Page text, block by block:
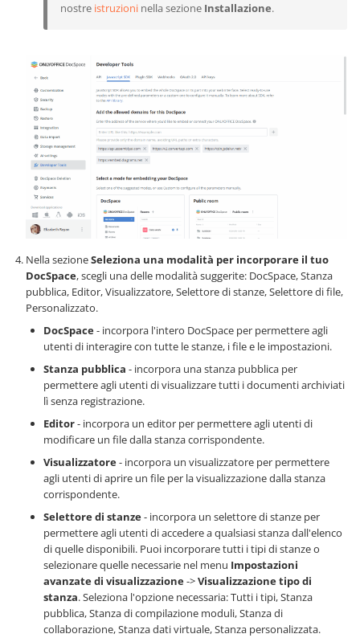
nostre istruzioni nella sezione Installazione.
Nella sezioneSeleziona una modalità per incorporare il tuo
DocSpace, scegli una delle modalità suggerite: DocSpace, Stanza
pubblica, Editor, Visualizzatore, Selettore di stanze, Selettore di file,
Personalizzato.
DocSpace- incorpora l'intero DocSpace per permettere agli
utenti di interagire con tutte le stanze, i file e le impostazioni.
Stanza pubblica - incorpora una stanza pubblica per
permettere agli utenti di visualizzare tutti i documenti archiviati
lì senza registrazione.
Editor- incorpora un editor per permettere agli utenti di
modificare un file dalla stanza corrispondente.
Visualizzatore- incorpora un visualizzatore per permettere
agli utenti di aprire un file per la visualizzazione dalla stanza
corrispondente.
Selettore di stanze- incorpora un selettore di stanze per
permettere agli utenti di accedere a qualsiasi stanza dall'elenco
di quelle disponibili. Puoi incorporare tutti i tipi di stanze o
selezionare quelle necessarie nel menu Impostazioni
avanzate di visualizzazione->Visualizzazione tipo di
stanza. Seleziona l'opzione necessaria: Tutti i tipi, Stanza
pubblica, Stanza di compilazione moduli, Stanza di
collaborazione, Stanza dati virtuale, Stanza personalizzata.